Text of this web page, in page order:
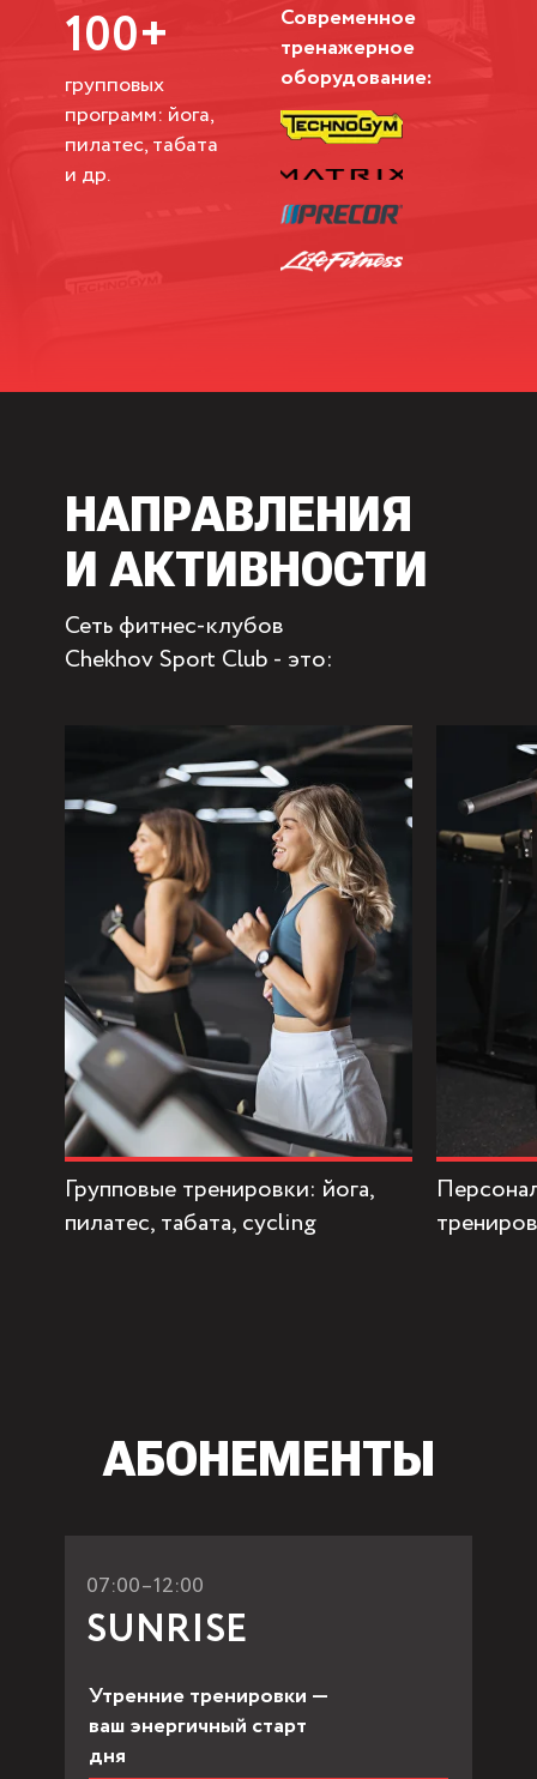
Современное
тренажерное
оборудование:
групповых
программ: йога,
пилатес, табата
и др.
100+
НАПРАВЛЕНИЯ
И АКТИВНОСТИ
Сеть фитнес-клубов
Chekhov Sport Club - это:
Групповые тренировки: йога,
пилатес, табата, cycling
АБОНЕМЕНТЫ
SUNRISE
07:00–12:00
Утренние тренировки —
ваш энергичный старт
дня